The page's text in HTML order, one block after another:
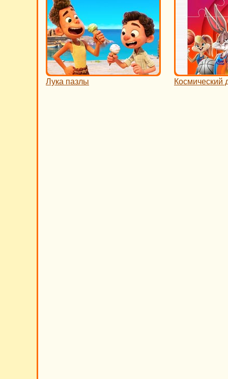
Лука пазлы Космический